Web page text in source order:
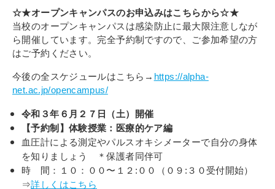
☆★オープンキャンパスのお申込みはこちらから☆★
当校のオープンキャンパスは感染防止に最大限注意しなが
ら開催しています。完全予約制ですので、ご参加希望の方
はご予約ください。
今後の全スケジュールはこちら→ https://alpha-
net.ac.jp/opencampus/
令和３年６月２７日（土）開催
【予約制】体験授業：医療的ケア編
血圧計による測定やパルスオキシメーターで自分の身体
を知りましょう ＊保護者同伴可
時 間：１０：００〜１２:００（０９:３０受付開始）
⇒詳しくはこちら